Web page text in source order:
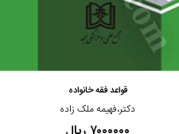
قواعد فقه خانواده
دکتر،فهیمه ملک زاده